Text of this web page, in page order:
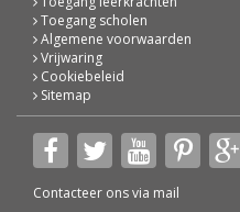
Toegang scholen
Algemene voorwaarden
Vrijwaring
Cookiebeleid
Sitemap
Contacteer ons via mail